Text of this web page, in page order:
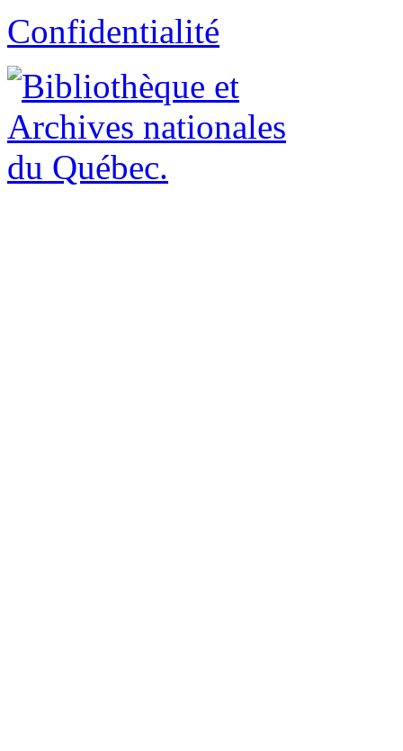
Confidentialité